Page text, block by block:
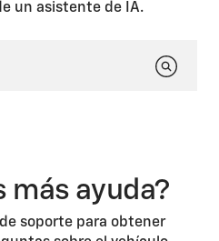
un asistente de IA.
más ayuda?
soporte para obtener